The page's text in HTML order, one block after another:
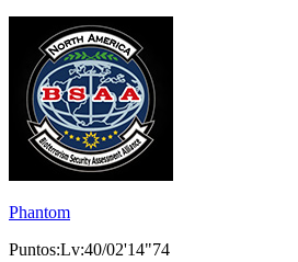
Phantom
Puntos:Lv:40/02'14"74